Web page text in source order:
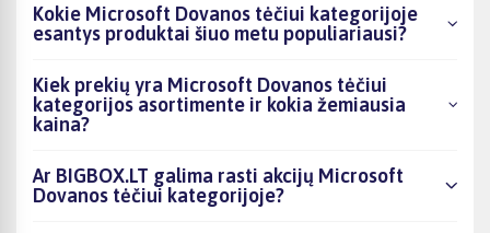
Kokie Microsoft Dovanos tėčiui kategorijoje
esantys produktai šiuo metu populiariausi?
Kiek prekių yra Microsoft Dovanos tėčiui
kategorijos asortimente ir kokia žemiausia
kaina?
Ar BIGBOX.LT galima rasti akcijų Microsoft
Dovanos tėčiui kategorijoje?